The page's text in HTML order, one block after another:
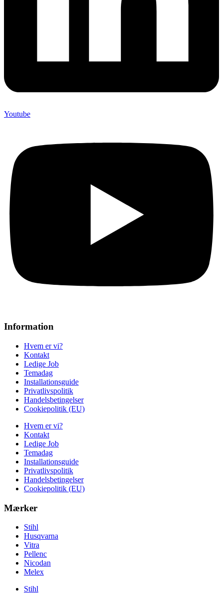
Youtube
Information
Hvem er vi?
Kontakt
Ledige Job
Temadag
Installationsguide
Privatlivspolitik
Handelsbetingelser
Cookiepolitik (EU)
Hvem er vi?
Kontakt
Ledige Job
Temadag
Installationsguide
Privatlivspolitik
Handelsbetingelser
Cookiepolitik (EU)
Mærker
Stihl
Husqvarna
Vitra
Pellenc
Nicodan
Melex
Stihl